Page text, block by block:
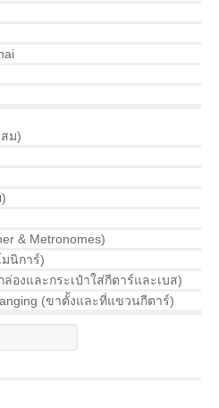
ม)
& Metronomes)
มนิการ์)
ล่องและกระเป๋าใส่กีตาร์และเบส)
(ขาตั้งและที่แขวนกีตาร์)